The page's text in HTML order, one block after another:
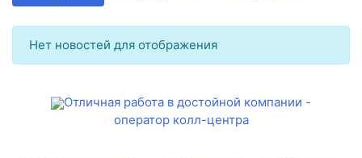
Нет новостей для отображения
Отличная работа в достойной компании -
оператор колл-центра